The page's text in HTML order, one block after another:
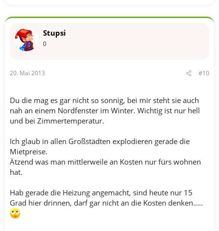
Stupsi
0
20. Mai 2013 #10
Du die mag es gar nicht so sonnig, bei mir steht sie auch
nah an einem Nordfenster im Winter. Wichtig ist nur hell
und bei Zimmertemperatur.
Ich glaub in allen Großstädten explodieren gerade die
Mietpreise.
Ätzend was man mittlerweile an Kosten nur fürs wohnen
hat.
Hab gerade die Heizung angemacht, sind heute nur 15
Grad hier drinnen, darf gar nicht an die Kosten denken.....